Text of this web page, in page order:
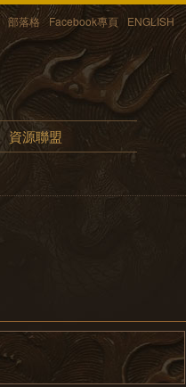
部落格 Facebook專頁 ENGLISH
資源聯盟